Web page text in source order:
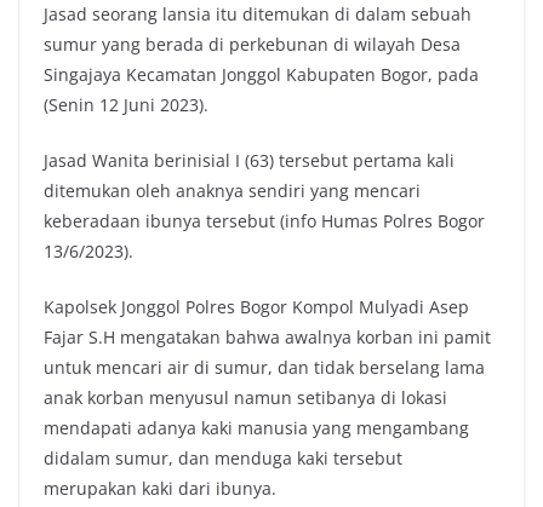
Jasad seorang lansia itu ditemukan di dalam sebuah
sumur yang berada di perkebunan di wilayah Desa
Singajaya Kecamatan Jonggol Kabupaten Bogor, pada
(Senin 12 Juni 2023).
Jasad Wanita berinisial I (63) tersebut pertama kali
ditemukan oleh anaknya sendiri yang mencari
keberadaan ibunya tersebut (info Humas Polres Bogor
13/6/2023).
Kapolsek Jonggol Polres Bogor Kompol Mulyadi Asep
Fajar S.H mengatakan bahwa awalnya korban ini pamit
untuk mencari air di sumur, dan tidak berselang lama
anak korban menyusul namun setibanya di lokasi
mendapati adanya kaki manusia yang mengambang
didalam sumur, dan menduga kaki tersebut
merupakan kaki dari ibunya.